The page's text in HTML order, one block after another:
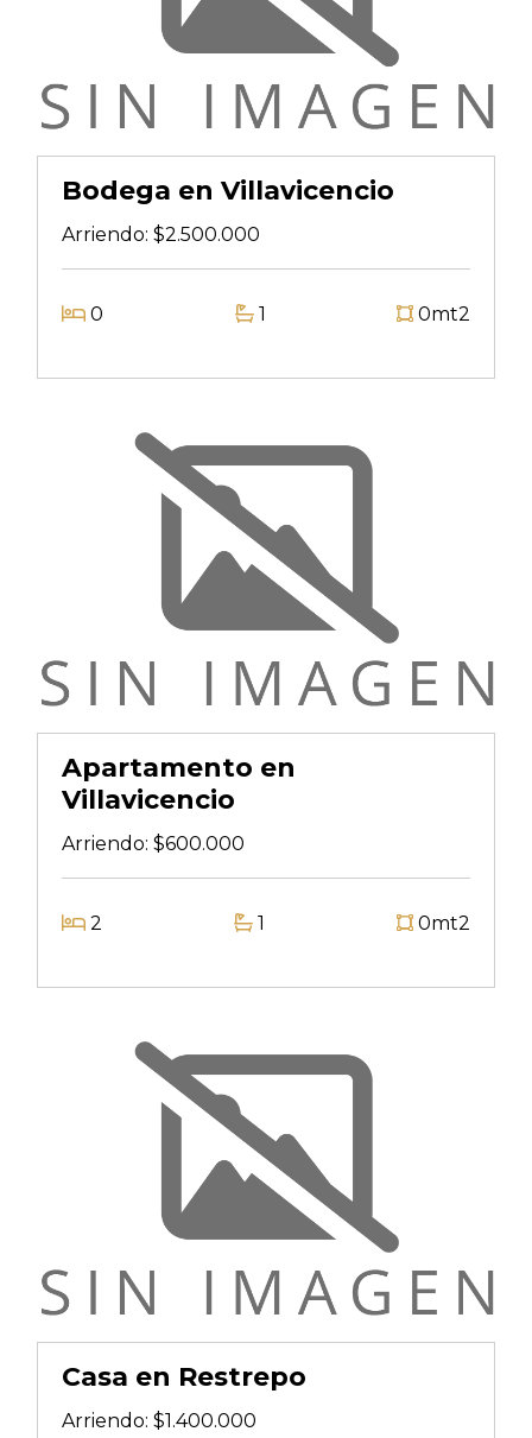
Bodega en Villavicencio
Arriendo:$2.500.000
0 1 0mt2
Apartamento en
Villavicencio
Arriendo:$600.000
2 1 0mt2
Casa en Restrepo
Arriendo:$1.400.000